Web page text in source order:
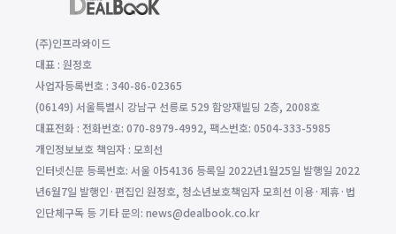
(주)인프라와이드
대표 : 원정호
사업자등록번호 : 340-86-02365
(06149) 서울특별시 강남구 선릉로 529 함양재빌딩 2층, 2008호
대표전화 : 전화번호: 070-8979-4992, 팩스번호: 0504-333-5985
개인정보보호 책임자 : 모희선
인터넷신문 등록번호: 서울 아54136 등록일 2022년1월25일 발행일 2022
년6월7일 발행인·편집인 원정호, 청소년보호책임자 모희선 이용·제휴·법
인단체구독 등 기타 문의: news@dealbook.co.kr